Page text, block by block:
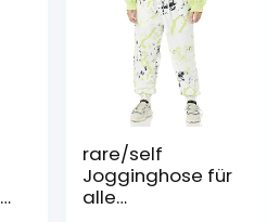
rare/self
Jogginghose für
alle